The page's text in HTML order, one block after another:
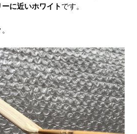
に近いホワイト です。